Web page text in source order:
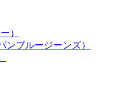
）
ンブルージーンズ）